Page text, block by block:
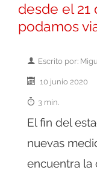
desde el 21
podamos
Escrito por:
10 junio 2020
3 min.
El fin del
nuevas
encuentra la